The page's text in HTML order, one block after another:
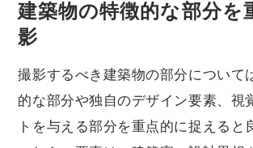
建築物の特徴的な部分を
影
撮影するべき建築物の部分について
的な部分や独自のデザイン要素、視
トを与える部分を重点的に捉えると